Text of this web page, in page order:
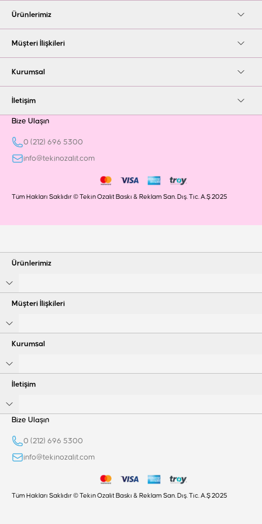
Ürünlerimiz
Müşteri İlişkileri
Kurumsal
İletişim
Bize Ulaşın
0 (212) 696 5300
info@tekinozalit.com
Tüm Hakları Saklıdır © Tekin Ozalit Baskı & Reklam San. Dış. Tic. A.Ş 2025
Ürünlerimiz
Müşteri İlişkileri
Kurumsal
İletişim
Bize Ulaşın
0 (212) 696 5300
info@tekinozalit.com
Tüm Hakları Saklıdır © Tekin Ozalit Baskı & Reklam San. Dış. Tic. A.Ş 2025